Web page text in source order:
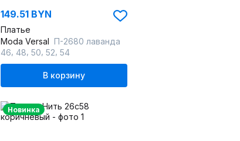
149.51 BYN
Платье
Moda Versal П-2680 лаванда
46 48 50 52 54
В корзину
Новинка